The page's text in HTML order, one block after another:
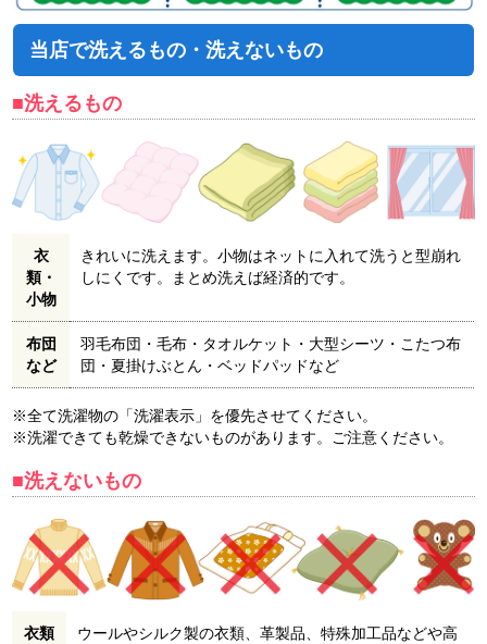
当店で洗えるもの・洗えないもの
■洗えるもの
衣
類・
小物
きれいに洗えます。小物はネットに入れて洗うと型崩れ
しにくです。まとめ洗えば経済的です。
布団
など
羽毛布団・毛布・タオルケット・大型シーツ・こたつ布
団・夏掛けぶとん・ベッドパッドなど
※全て洗濯物の「洗濯表示」を優先させてください。
※洗濯できても乾燥できないものがあります。ご注意ください。
■洗えないもの
衣類
ウールやシルク製の衣類、革製品、特殊加工品などや高